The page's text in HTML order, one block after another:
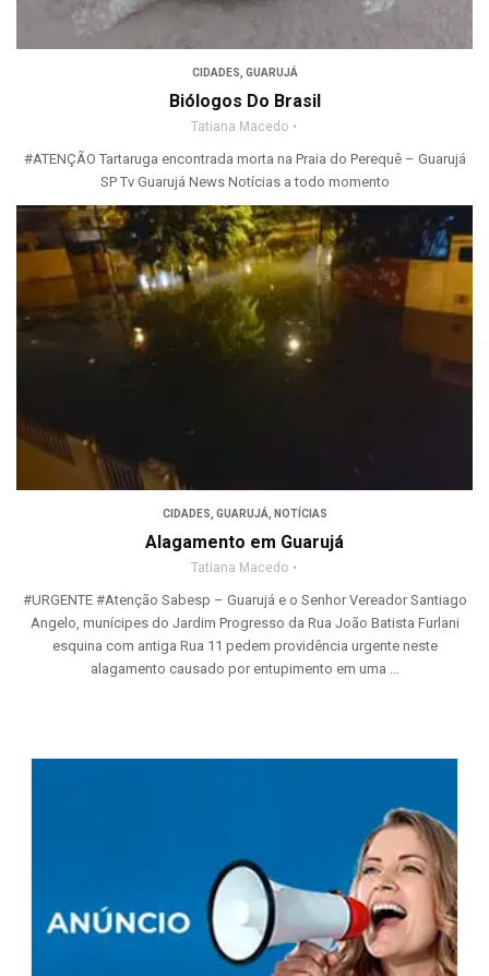
CIDADES GUARUJÁ
Biólogos Do Brasil
Tatiana Macedo
#ATENÇÃO Tartaruga encontrada morta na Praia do Perequê – Guarujá
SP Tv Guarujá News Notícias a todo momento
CIDADES GUARUJÁ NOTÍCIAS
Alagamento em Guarujá
Tatiana Macedo
#URGENTE #Atenção Sabesp – Guarujá e o Senhor Vereador Santiago
Angelo, munícipes do Jardim Progresso da Rua João Batista Furlani
esquina com antiga Rua 11 pedem providência urgente neste
alagamento causado por entupimento em uma ...